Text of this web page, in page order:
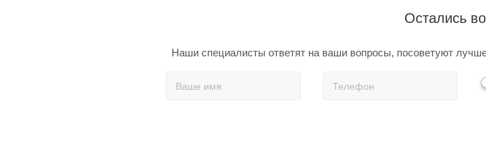
Остались
Наши специалисты ответят на ваши вопросы, посоветуют